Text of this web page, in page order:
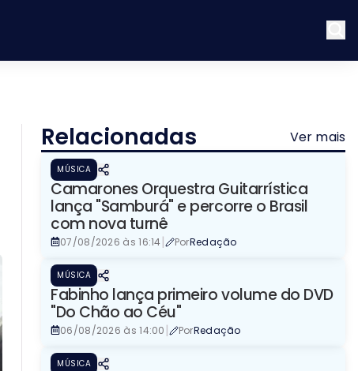
Relacionadas Ver mais
MÚSICA
Camarones Orquestra Guitarrística
lança "Samburá" e percorre o Brasil
com nova turnê
07/08/2026 às 16:14 | PorRedação
MÚSICA
Fabinho lança primeiro volume do DVD
"Do Chão ao Céu"
06/08/2026 às 14:00 | PorRedação
MÚSICA